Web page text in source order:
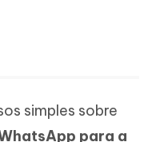
simples sobre
para a